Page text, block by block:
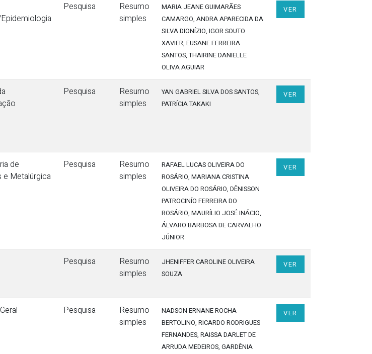
Pesquisa
Resumo
simples
MARIA JEANE GUIMARÃES
CAMARGO, ANDRA APARECIDA DA
SILVA DIONÍZIO, IGOR SOUTO
XAVIER, EUSANE FERREIRA
SANTOS, THAIRINE DANIELLE
OLIVA AGUIAR
VER
Pesquisa
Resumo
simples
YAN GABRIEL SILVA DOS SANTOS,
PATRÍCIA TAKAKI
VER
de
e Metalúrgica
Pesquisa
Resumo
simples
RAFAEL LUCAS OLIVEIRA DO
ROSÁRIO, MARIANA CRISTINA
OLIVEIRA DO ROSÁRIO, DÊNISSON
PATROCINÍO FERREIRA DO
ROSÁRIO, MAURÍLIO JOSÉ INÁCIO,
ÁLVARO BARBOSA DE CARVALHO
JÚNIOR
VER
Pesquisa
Resumo
simples
JHENIFFER CAROLINE OLIVEIRA
SOUZA
VER
Pesquisa
Resumo
simples
NADSON ERNANE ROCHA
BERTOLINO, RICARDO RODRIGUES
FERNANDES, RAISSA DARLET DE
ARRUDA MEDEIROS, GARDÊNIA
VER